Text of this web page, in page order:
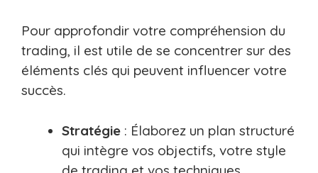
Pour approfondir votre compréhension du
trading, il est utile de se concentrer sur des
éléments clés qui peuvent influencer votre
succès.
Stratégie : Élaborez un plan structuré
qui intègre vos objectifs, votre style